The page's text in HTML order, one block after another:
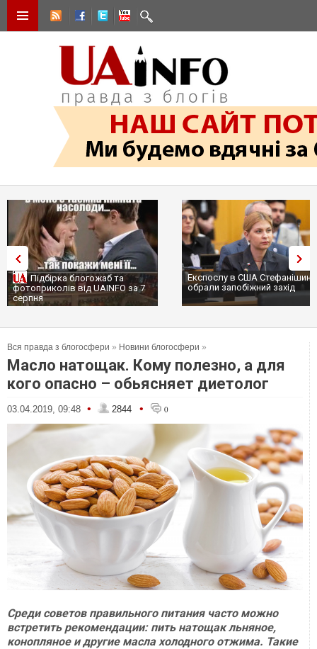
Підбірка блогожаб та
фотоприколів від UAINFO за 7
серпня
Експослу в США
обрали запобіжний захід
Вся правда з блогосфери » Новини блогосфери »
Масло натощак. Кому полезно, а для
кого опасно – обьясняет диетолог
03.04.2019, 09:48 • 2844 • 0
Среди советов правильного питания часто можно
встретить рекомендации: пить натощак льняное,
конопляное и другие масла холодного отжима. Такие